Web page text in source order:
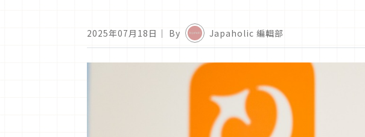
2025年07月18日 ｜ By Japaholic 編輯部